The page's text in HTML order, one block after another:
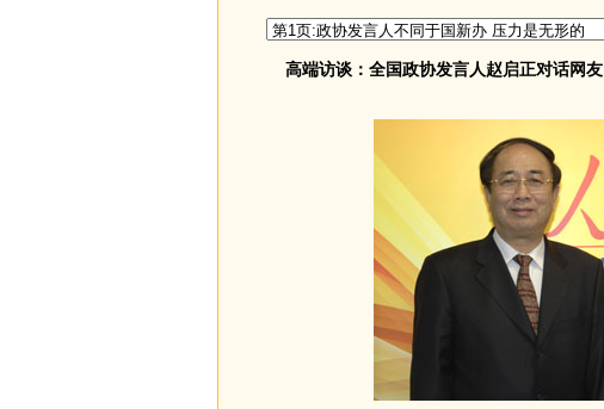
高端访谈：全国政协发言人赵启正对话网友